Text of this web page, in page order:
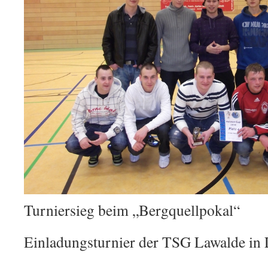
Turniersieg beim „Bergquellpokal“
Einladungsturnier der TSG Lawalde in